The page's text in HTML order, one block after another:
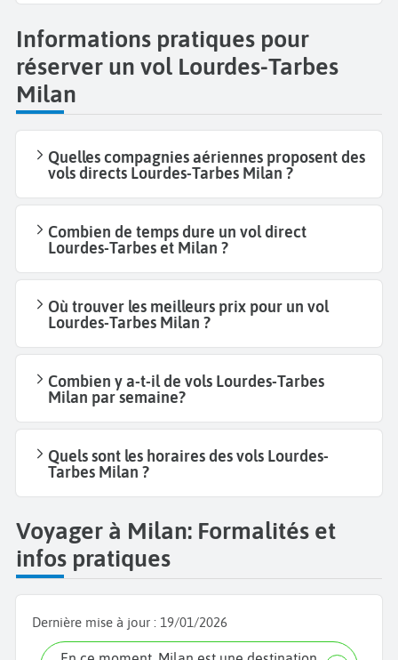
Informations pratiques pour
réserver un vol Lourdes-Tarbes
Milan
Quelles compagnies aériennes proposent des
vols directs Lourdes-Tarbes Milan ?
Combien de temps dure un vol direct
Lourdes-Tarbes et Milan ?
Où trouver les meilleurs prix pour un vol
Lourdes-Tarbes Milan ?
Combien y a-t-il de vols Lourdes-Tarbes
Milan par semaine?
Quels sont les horaires des vols Lourdes-
Tarbes Milan ?
Voyager à Milan: Formalités et
infos pratiques
Dernière mise à jour : 19/01/2026